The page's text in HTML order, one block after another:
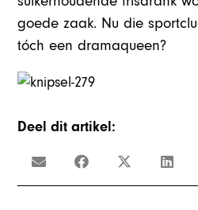
goede zaak. Nu die
tóch een dramaqueen?
Deel dit artikel: